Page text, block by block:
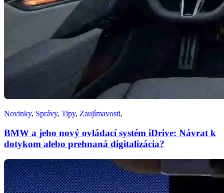
Novinky, Správy, Tipy, Zaujímavosti,
BMW a jeho nový ovládací systém iDrive: Návrat k
dotykom alebo prehnaná digitalizácia?